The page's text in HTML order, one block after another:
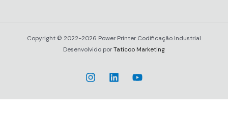
Copyright © 2022-2026 Power Printer Codificação Industrial
Desenvolvido porTaticoo Marketing